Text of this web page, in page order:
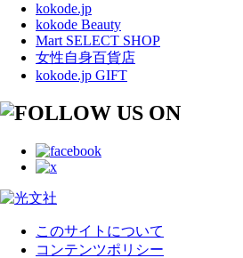
kokode.jp
kokode Beauty
Mart SELECT SHOP
女性自身百貨店
kokode.jp GIFT
このサイトについて
コンテンツポリシー